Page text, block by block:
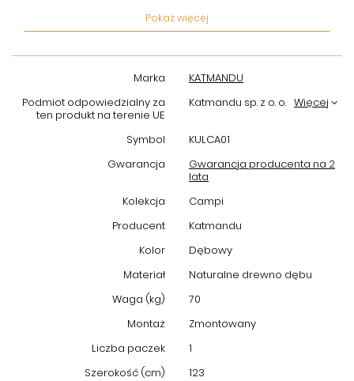
elegancję naturalnych materiałów. Drewniane nóżki zapewniają
doskonale sprawdzi się zarówno w salonie, sypialni, jak i w
schowka, jak i dekoracyjnego elementu wystroju.
Katmandu, jako renomowany producent mebli, gwarantuje
komoda z drewna dębowego to inwestycja na lata, łącząca styl,
funkcjonalność i trwałość. Wybierając ten model, zyskujesz nie
tylko mebel, ale i ponadczasowy dodatek, który podniesie
Pokaż więcej
Marka
KATMANDU
Podmiot odpowiedzialny za
ten produkt na terenie UE
Katmandu sp. z o. o. Więcej
Symbol
KULCA01
Gwarancja
Gwarancja producenta na 2
lata
Kolekcja
Campi
Producent
Katmandu
Kolor
Dębowy
Materiał
Naturalne drewno dębu
Waga (kg)
70
Montaż
Zmontowany
Liczba paczek
1
Szerokość (cm)
123